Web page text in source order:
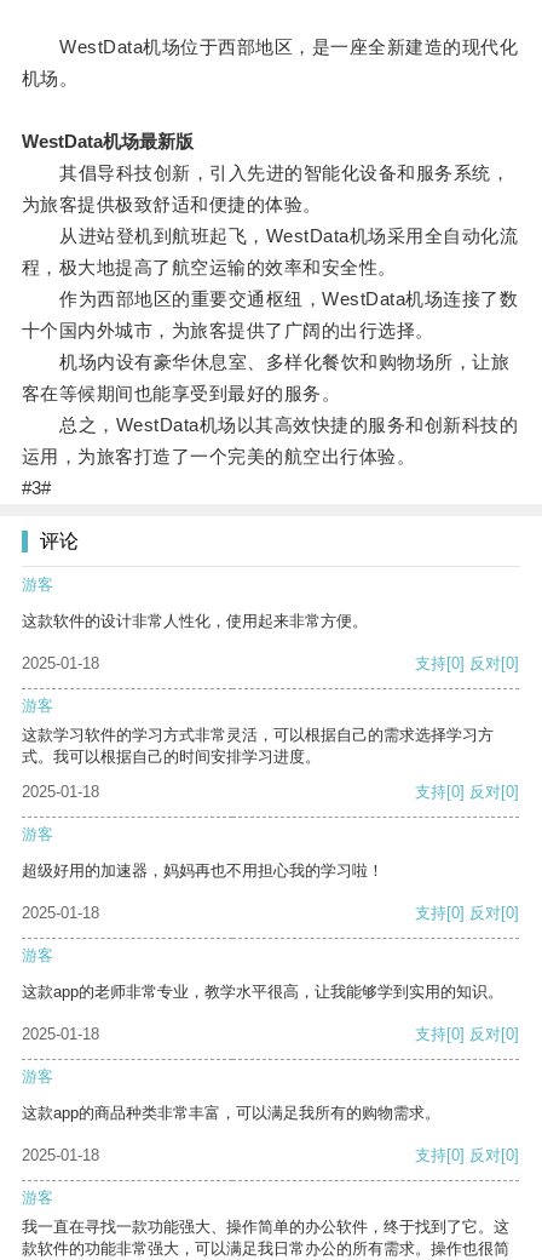
WestData机场位于西部地区，是一座全新建造的现代化
机场。
WestData机场最新版
其倡导科技创新，引入先进的智能化设备和服务系统，
为旅客提供极致舒适和便捷的体验。
从进站登机到航班起飞，WestData机场采用全自动化流
程，极大地提高了航空运输的效率和安全性。
作为西部地区的重要交通枢纽，WestData机场连接了数
十个国内外城市，为旅客提供了广阔的出行选择。
机场内设有豪华休息室、多样化餐饮和购物场所，让旅
客在等候期间也能享受到最好的服务。
总之，WestData机场以其高效快捷的服务和创新科技的
运用，为旅客打造了一个完美的航空出行体验。
#3#
评论
游客
这款软件的设计非常人性化，使用起来非常方便。
2025-01-18 支持[0] 反对[0]
游客
这款学习软件的学习方式非常灵活，可以根据自己的需求选择学习方
式。我可以根据自己的时间安排学习进度。
2025-01-18
支持[0] 反对[0]
游客
超级好用的加速器，妈妈再也不用担心我的学习啦！
2025-01-18 支持[0] 反对[0]
游客
这款app的老师非常专业，教学水平很高，让我能够学到实用的知识。
2025-01-18 支持[0] 反对[0]
游客
这款app的商品种类非常丰富，可以满足我所有的购物需求。
2025-01-18 支持[0] 反对[0]
游客
我一直在寻找一款功能强大、操作简单的办公软件，终于找到了它。这
款软件的功能非常强大，可以满足我日常办公的所有需求。操作也很简